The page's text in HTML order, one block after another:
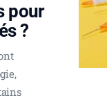
pour
?